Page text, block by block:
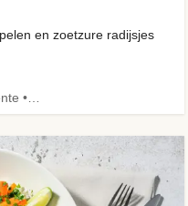
en zoetzure radijsjes